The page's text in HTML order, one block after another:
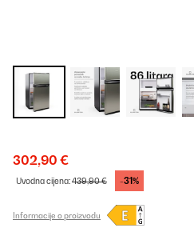
302,90 €
Uvodna cijena:439,90 € -31%
Informacije o proizvodu